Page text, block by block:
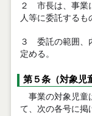
２ 市長は、事業
人等に委託するも
３ 委託の範囲、
定める。
第５条（対象児
事業の対象児童
て、次の各号に掲